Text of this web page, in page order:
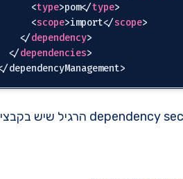
<type>pom</type>
<scope>import</scope>
</dependency>
</dependencies>
, שהוא תוספת ל-dependency section הרגיל שיש בקבצי